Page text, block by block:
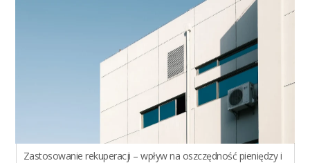
Zastosowanie rekuperacji – wpływ na oszczędność pieniędzy i